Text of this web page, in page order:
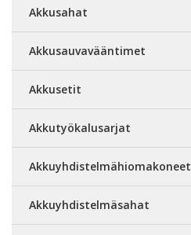
Akkusahat
Akkusauvavääntimet
Akkusetit
Akkutyökalusarjat
Akkuyhdistelmähiomakoneet
Akkuyhdistelmäsahat